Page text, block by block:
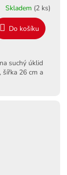
Skladem (2 ks)
Do košíku
suchý úklid
šířka 26 cm a